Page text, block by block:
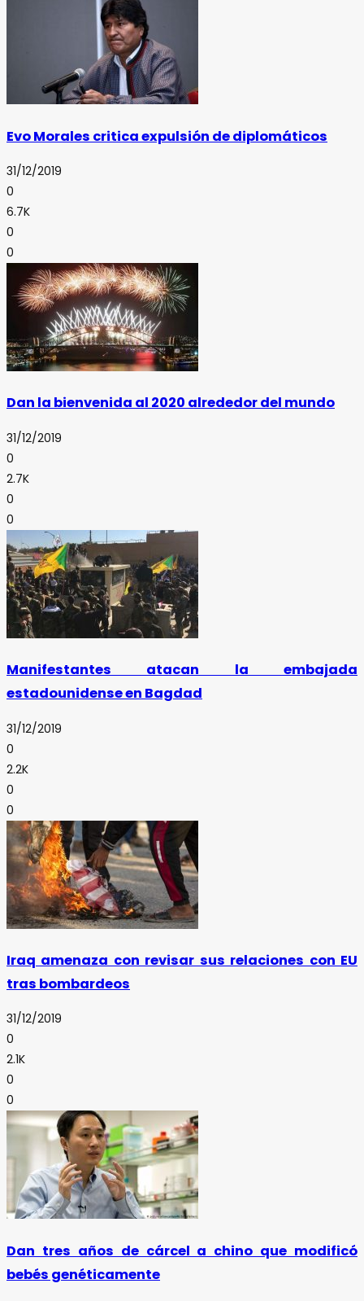
Evo Morales critica expulsión de diplomáticos
31/12/2019
0
6.7K
0
0
Dan la bienvenida al 2020 alrededor del mundo
31/12/2019
0
2.7K
0
0
Manifestantes atacan la embajada
estadounidense en Bagdad
31/12/2019
0
2.2K
0
0
Iraq amenaza con revisar sus relaciones con EU
tras bombardeos
31/12/2019
0
2.1K
0
0
Dan tres años de cárcel a chino que modificó
bebés genéticamente